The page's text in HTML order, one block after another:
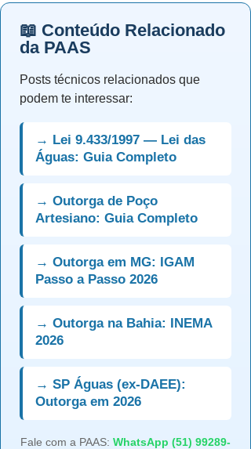
📖 Conteúdo Relacionado
da PAAS
Posts técnicos relacionados que
podem te interessar:
→ Lei 9.433/1997 — Lei das
Águas: Guia Completo
→ Outorga de Poço
Artesiano: Guia Completo
→ Outorga em MG: IGAM
Passo a Passo 2026
→ Outorga na Bahia: INEMA
2026
→ SP Águas (ex-DAEE):
Outorga em 2026
Fale com a PAAS: WhatsApp (51) 99289-